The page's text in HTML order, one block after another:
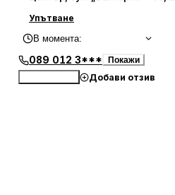
Упътване
В момента:
089 012 3*** Покажи
Добави отзив